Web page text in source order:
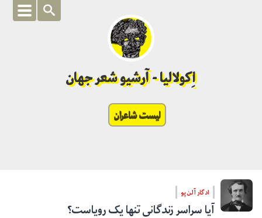
اِکولالیا - آرشیو شعر جهان
لیست شاعران
ادگار آلن پو
آیا سراسر زندگانی تنها یک رویاست؟